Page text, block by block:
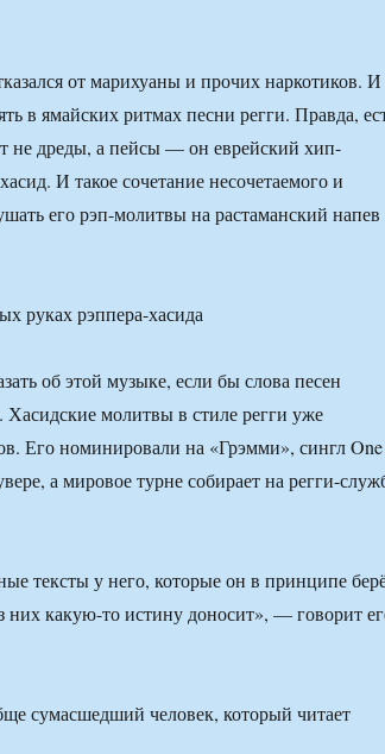
от марихуаны и прочих наркотиков. И
в ямайских ритмах песни регги. Правда,
не дреды, а пейсы — он еврейский хип-
И такое сочетание несочетаемого и
его рэп-молитвы на растаманский напев
об этой музыке, если бы слова песен
молитвы в стиле регги уже
Его номинировали на «Грэмми», сингл One
а мировое турне собирает на регги-
тексты у него, которые он в принципе
них какую-то истину доносит», — говорит
сумасшедший человек, который читает